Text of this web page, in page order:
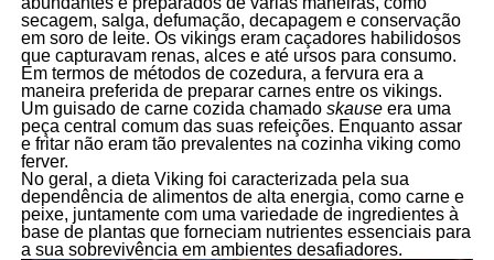
secagem, salga, defumação, decapagem e conservação
em soro de leite. Os vikings eram caçadores habilidosos
que capturavam renas, alces e até ursos para consumo.
Em termos de métodos de cozedura, a fervura era a
maneira preferida de preparar carnes entre os vikings.
Um guisado de carne cozida chamado skauseera uma
peça central comum das suas refeições. Enquanto assar
e fritar não eram tão prevalentes na cozinha viking como
ferver.
No geral, a dieta Viking foi caracterizada pela sua
dependência de alimentos de alta energia, como carne e
peixe, juntamente com uma variedade de ingredientes à
base de plantas que forneciam nutrientes essenciais para
a sua sobrevivência em ambientes desafiadores.